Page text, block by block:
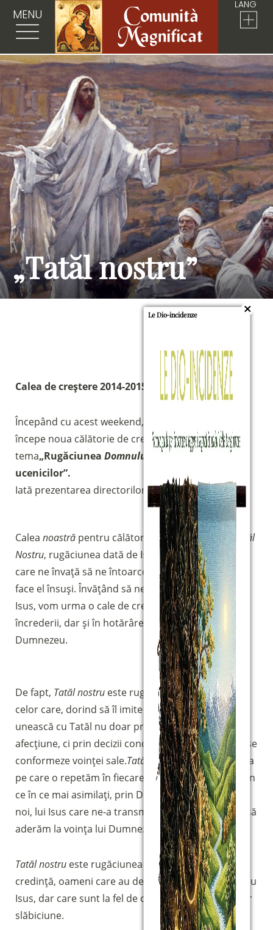
MENU
LANG
„Tatăl nostru”
Calea de creștere 2014-2015
Începând cu acest weekend, întreaga comunitate
începe noua călătorie de creștere 2014/2015 pe
tema„Rugăciunea Domnului
: rugăciunea
ucenicilor”.
Iată prezentarea directorilor generali:
Calea noastră pentru călătoria din acest an va fiTatăl
Nostru, rugăciunea dată de Isus propriilor semeni,
care ne învață să ne întoarcem la Tatăl așa cum o
face el însuși. Învățând să ne rugăm ca Isus și cu
Isus, vom urma o cale de creștere în abandonul
încrederii, dar și în hotărârea de a face voia lui
Dumnezeu.
De fapt, Tatăl nostru este rugăciunea ucenicilor, a
celor care, dorind să îl imite pe Isus, doresc să se
unească cu Tatăl nu doar prin sentimente de
afecțiune, ci prin decizii concrete care îi conduc să se
conformeze voinței sale.Tatăl nostrueste rugăciunea
pe care o repetăm în fiecare zi în speranța de a fi din
ce în ce mai asimilați, prin Duhul care se roagă în
noi, lui Isus care ne-a transmis-o, învățând de la el să
aderăm la voința lui Dumnezeu pentru noi.
Tatăl nostru este rugăciunea care ne face adulți în
credință, oameni care au decis să fie și să rămână cu
Isus, dar care sunt la fel de conștienți de propria lor
slăbiciune.
Sostieni la Comunità Magnificat
Fai una donazione sul nostro conto
bancario
Le Dio-incidenze